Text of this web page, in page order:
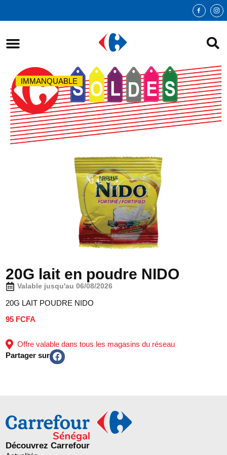
IMMANQUABLE
20G lait en poudre NIDO
Valable jusqu'au 06/08/2026
20G LAIT POUDRE NIDO
95 FCFA
Offre valable dans tous les magasins du réseau
Partager sur
Découvrez Carrefour